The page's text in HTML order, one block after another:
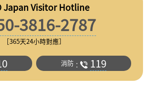
Japan Visitor Hotline
3816-2787
［365天24小時對應］
消防 ： 119